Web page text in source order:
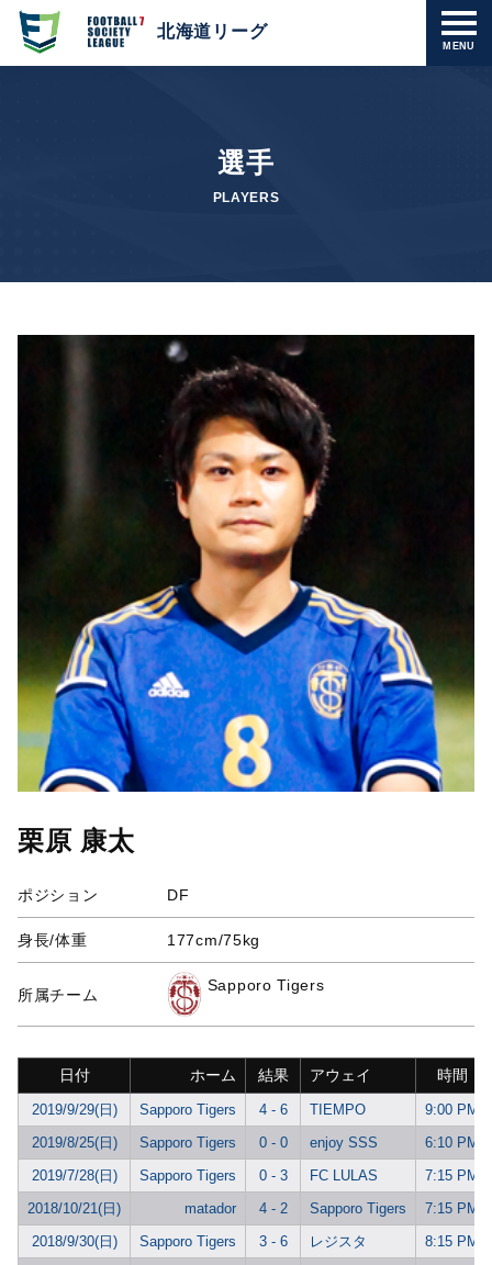
MENU
北海道リーグ
選手
PLAYERS
栗原 康太
ポジション DF
身長/体重 177cm/75kg
所属チーム
Sapporo Tigers
日付 ホーム 結果 アウェイ 時間
2019/9/29(日) Sapporo Tigers 4 - 6 TIEMPO
9:00 PM
2019/8/25(日)
Sapporo Tigers 0 - 0 enjoy SSS
6:10 PM
2019/7/28(日)
Sapporo Tigers 0 - 3 FC LULAS
7:15 PM
2018/10/21(日)
matador 4 - 2 Sapporo Tigers
7:15 PM
2018/9/30(日)
Sapporo Tigers 3 - 6 レジスタ
8:15 PM